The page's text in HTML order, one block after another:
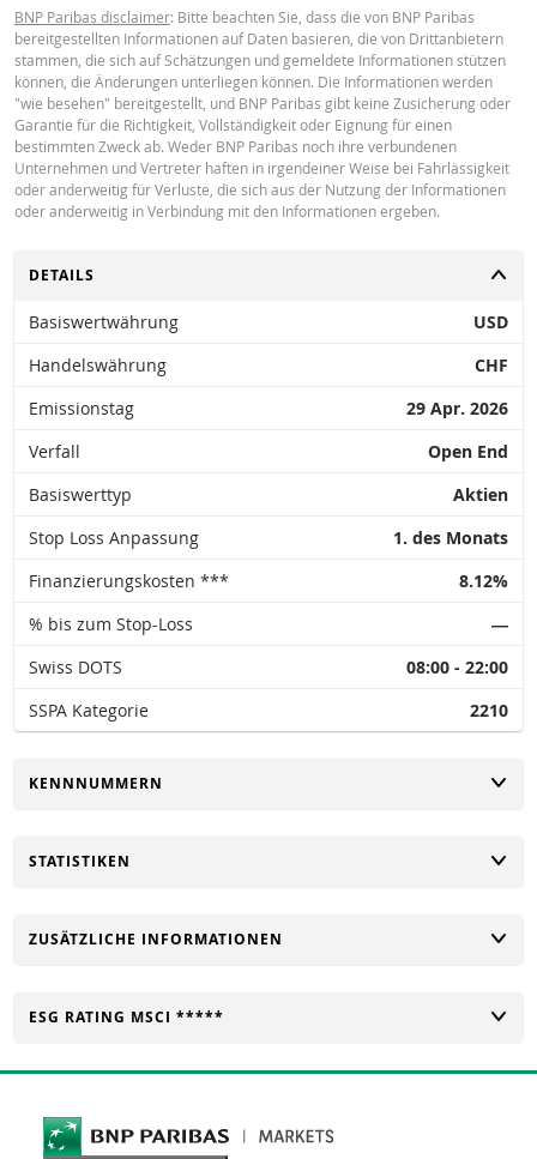
Key Information Document (FR)
PREISINFORMATION
Latest Product Quotes CSV
BNP Paribas disclaimer: Bitte beachten Sie, dass die von BNP Paribas
bereitgestellten Informationen auf Daten basieren, die von Drittanbietern
stammen, die sich auf Schätzungen und gemeldete Informationen stützen
können, die Änderungen unterliegen können. Die Informationen werden
"wie besehen" bereitgestellt, und BNP Paribas gibt keine Zusicherung oder
Garantie für die Richtigkeit, Vollständigkeit oder Eignung für einen
bestimmten Zweck ab. Weder BNP Paribas noch ihre verbundenen
Unternehmen und Vertreter haften in irgendeiner Weise bei Fahrlässigkeit
oder anderweitig für Verluste, die sich aus der Nutzung der Informationen
oder anderweitig in Verbindung mit den Informationen ergeben.
UMSCHALTEN
DETAILS
Basiswertwährung
USD
Handelswährung
CHF
Emissionstag
29 Apr. 2026
Verfall
Open End
Basiswerttyp
Aktien
Stop Loss Anpassung
1. des Monats
Finanzierungskosten ***
8.12%
% bis zum Stop-Loss
―
Swiss DOTS
08:00 - 22:00
SSPA Kategorie
2210
UMSCHALTEN
KENNNUMMERN
UMSCHALTEN
STATISTIKEN
UMSCHALTEN
ZUSÄTZLICHE INFORMATIONEN
UMSCHALTEN
ESG RATING MSCI *****